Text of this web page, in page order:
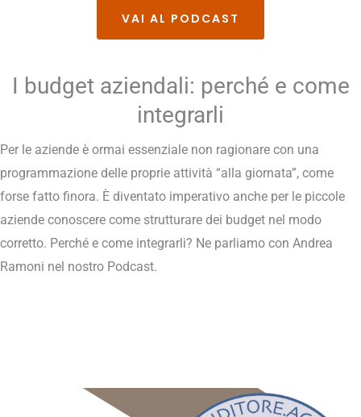
VAI AL PODCAST
I budget aziendali: perché e come
integrarli
Per le aziende è ormai essenziale non ragionare con una
programmazione delle proprie attività “alla giornata”, come
forse fatto finora. È diventato imperativo anche per le piccole
aziende conoscere come strutturare dei budget nel modo
corretto. Perché e come integrarli? Ne parliamo con Andrea
Ramoni nel nostro Podcast.